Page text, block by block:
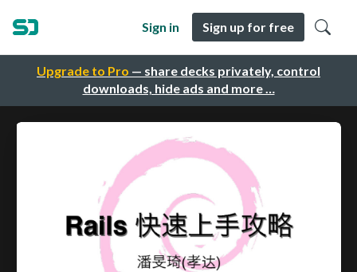
Upgrade to Pro — share decks privately, control
downloads, hide ads and more …
Sign in Sign up for free